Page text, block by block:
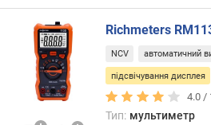
д
а
в
а
н
н
Richmeters
NCV автоматичний
підсвічування дисплея
4.0 /
Тип: мультиметр